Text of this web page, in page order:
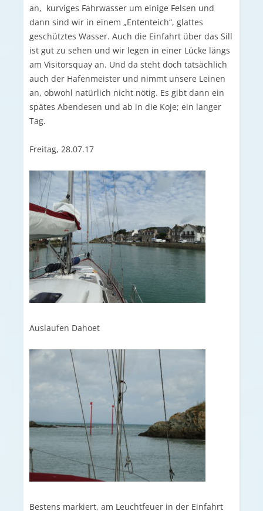
an, kurviges Fahrwasser um einige Felsen und
dann sind wir in einem „Ententeich“, glattes
geschütztes Wasser. Auch die Einfahrt über das Sill
ist gut zu sehen und wir legen in einer Lücke längs
am Visitorsquay an. Und da steht doch tatsächlich
auch der Hafenmeister und nimmt unsere Leinen
an, obwohl natürlich nicht nötig. Es gibt dann ein
spätes Abendesen und ab in die Koje; ein langer
Tag.
Freitag, 28.07.17
Auslaufen Dahoet
Bestens markiert, am Leuchtfeuer in der Einfahrt